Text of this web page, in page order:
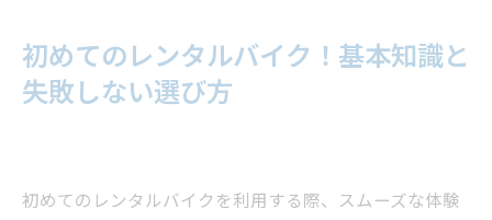
よくある質問
店舗概要
初めてのレンタルバイク！基本知識と
失敗しない選び方
初めてのレンタルバイクを利用する際、スムーズな体験